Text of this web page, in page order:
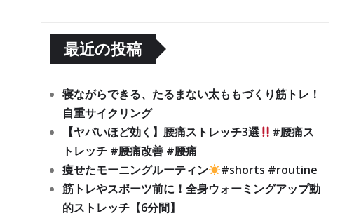
最近の投稿
寝ながらできる、たるまない太ももづくり筋トレ！
自重サイクリング
【ヤバいほど効く】腰痛ストレッチ3選
#腰痛ス
トレッチ #腰痛改善 #腰痛
痩せたモーニングルーティン
#shorts #routine
筋トレやスポーツ前に！全身ウォーミングアップ動
的ストレッチ【6分間】